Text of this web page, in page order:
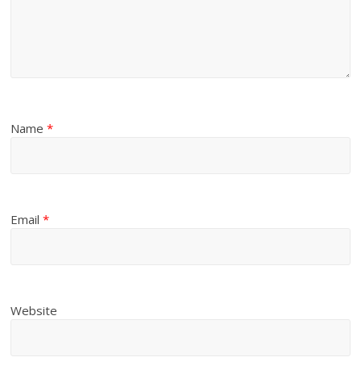
Name*
Email*
Website